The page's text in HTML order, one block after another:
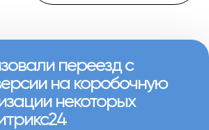
переезд с
на коробочную
некоторых